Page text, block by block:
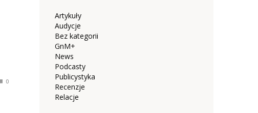
0
Artykuły
Audycje
Bez kategorii
GnM+
News
Podcasty
Publicystyka
Recenzje
Relacje